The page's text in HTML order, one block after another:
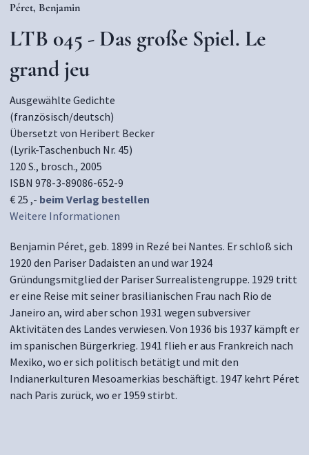
Péret, Benjamin
LTB 045 - Das große Spiel. Le
grand jeu
Ausgewählte Gedichte
(französisch/deutsch)
Übersetzt von Heribert Becker
(Lyrik-Taschenbuch Nr. 45)
120 S., brosch., 2005
ISBN 978-3-89086-652-9
€ 25 ,- beim Verlag bestellen
Weitere Informationen
Benjamin Péret, geb. 1899 in Rezé bei Nantes. Er schloß sich
1920 den Pariser Dadaisten an und war 1924
Gründungsmitglied der Pariser Surrealistengruppe. 1929 tritt
er eine Reise mit seiner brasilianischen Frau nach Rio de
Janeiro an, wird aber schon 1931 wegen subversiver
Aktivitäten des Landes verwiesen. Von 1936 bis 1937 kämpft er
im spanischen Bürgerkrieg. 1941 flieh er aus Frankreich nach
Mexiko, wo er sich politisch betätigt und mit den
Indianerkulturen Mesoamerkias beschäftigt. 1947 kehrt Péret
nach Paris zurück, wo er 1959 stirbt.